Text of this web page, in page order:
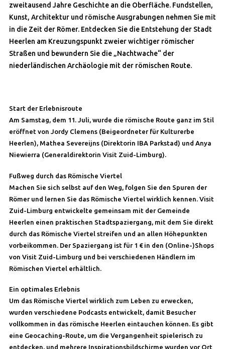
zweitausend Jahre Geschichte an die Oberfläche. Fundstellen,
Kunst, Architektur und römische Ausgrabungen nehmen Sie mit
in die Zeit der Römer. Entdecken Sie die Entstehung der Stadt
Heerlen am Kreuzungspunkt zweier wichtiger römischer
Straßen und bewundern Sie die „Nachtwache“ der
niederländischen Archäologie mit der römischen Route.
Start der Erlebnisroute
Am Samstag, dem 11. Juli, wurde die römische Route ganz im Stil
eröffnet von Jordy Clemens (Beigeordneter für Kulturerbe
Heerlen), Mathea Severeijns (Direktorin IBA Parkstad) und Anya
Niewierra (Generaldirektorin Visit Zuid-Limburg).
Fußweg durch das Römische Viertel
Machen Sie sich selbst auf den Weg, folgen Sie den Spuren der
Römer und lernen Sie das Römische Viertel wirklich kennen. Visit
Zuid-Limburg entwickelte gemeinsam mit der Gemeinde
Heerlen einen praktischen Stadtspaziergang, mit dem Sie direkt
durch das Römische Viertel streifen und an allen Höhepunkten
vorbeikommen. Der Spaziergang ist für 1 € in den (Online-)Shops
von Visit Zuid-Limburg und bei verschiedenen Händlern im
Römischen Viertel erhältlich.
Ein optimales Erlebnis
Um das Römische Viertel wirklich zum Leben zu erwecken,
wurden verschiedene Podcasts entwickelt, damit Besucher
vollkommen in das römische Heerlen eintauchen können. Es gibt
eine Geocaching-Route, um die Vergangenheit spielerisch zu
entdecken, und mehrere Inspirationsbildschirme wurden vor Ort